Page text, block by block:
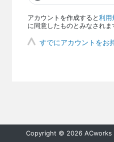
アカウントを作成すると 利用
に同意したものとみなされま
すでにアカウントをお
Copyright © 2026 ACworks